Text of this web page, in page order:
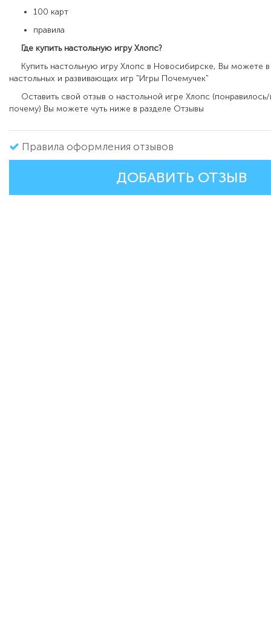
100 карт
правила
Где купить настольную игруХлопс?
Купить настольную игру Хлопс в Новосибирске, Вы можете в
настольных и развивающих игр "Игры Почемучек"
Оставить свой отзыв о настольной игре Хлопс
почему) Вы можете чуть ниже в разделе Отзывы
Правила оформления отзывов
ДОБАВИТЬ ОТЗЫВ